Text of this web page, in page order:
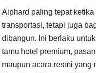
Alphard paling tepat
transportasi, tetapi juga
dibangun. Ini berlaku
tamu hotel premium,
maupun acara resmi yang